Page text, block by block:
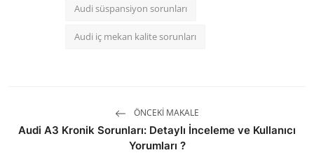
Audi süspansiyon sorunları
Audi iç mekan kalite sorunları
ÖNCEKI MAKALE
Audi A3 Kronik Sorunları: Detaylı İnceleme ve Kullanıcı
Yorumları ?